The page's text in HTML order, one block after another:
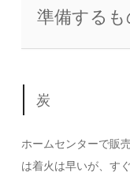
準備するも
炭
ホームセンターで販
は着火は早いが、す